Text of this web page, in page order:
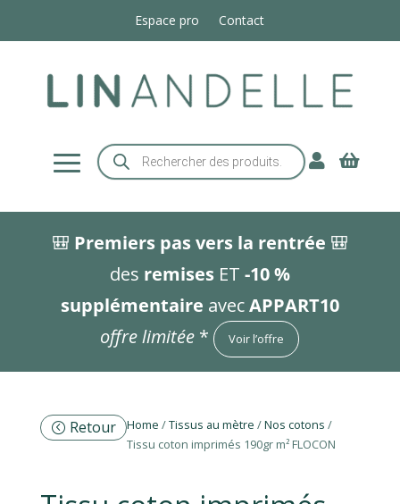
Espace pro Contact
Recherche
de
produits
 
🎒 Premiers pas vers la rentrée 🎒
des remisesET -10 %
supplémentaire avecAPPART10
offre limitée * Voir l’offre
Retour Home /Tissus au mètre /Nos cotons /
Tissu coton imprimés 190gr m² FLOCON